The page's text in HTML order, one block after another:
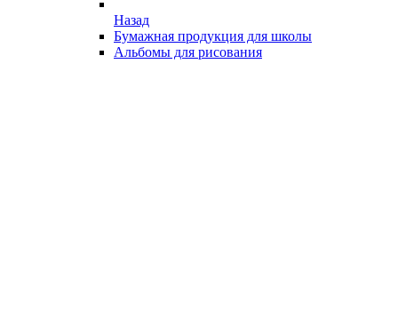
Назад
Бумажная продукция для школы
Альбомы для рисования